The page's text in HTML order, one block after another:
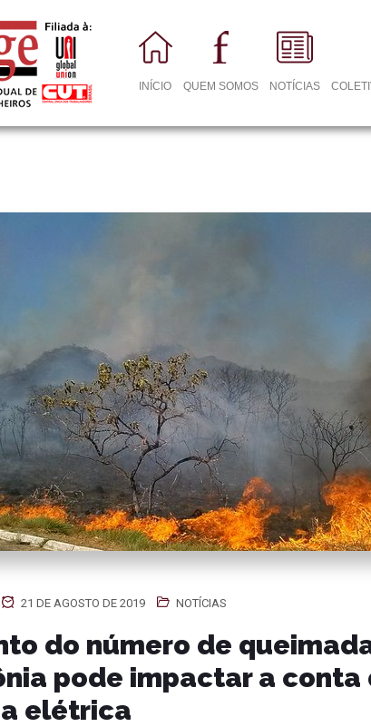
INÍCIO QUEM SOMOS NOTÍCIAS
21 DE AGOSTO DE 2019 NOTÍCIAS
do número de
pode impactar a conta
elétrica